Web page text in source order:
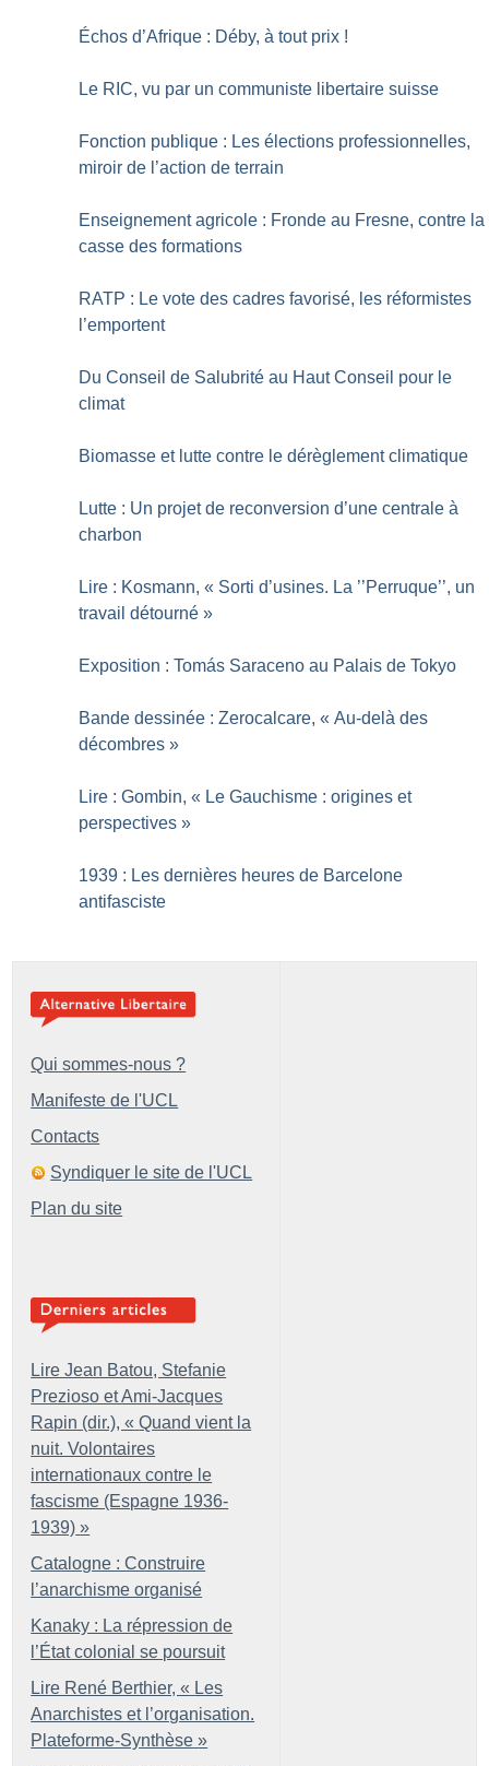
Échos d’Afrique : Déby, à tout prix !
Le RIC, vu par un communiste libertaire suisse
Fonction publique : Les élections professionnelles,
miroir de l’action de terrain
Enseignement agricole : Fronde au Fresne, contre la
casse des formations
RATP : Le vote des cadres favorisé, les réformistes
l’emportent
Du Conseil de Salubrité au Haut Conseil pour le
climat
Biomasse et lutte contre le dérèglement climatique
Lutte : Un projet de reconversion d’une centrale à
charbon
Lire : Kosmann, « Sorti d’usines. La ’’Perruque’’, un
travail détourné »
Exposition : Tomás Saraceno au Palais de Tokyo
Bande dessinée : Zerocalcare, « Au-delà des
décombres »
Lire : Gombin, « Le Gauchisme : origines et
perspectives »
1939 : Les dernières heures de Barcelone
antifasciste
Qui sommes-nous ?
Manifeste de l'UCL
Contacts
Syndiquer le site de l'UCL
Plan du site
Lire Jean Batou, Stefanie
Prezioso et Ami-Jacques
Rapin (dir.), « Quand vient la
nuit. Volontaires
internationaux contre le
fascisme (Espagne 1936-
1939) »
Catalogne : Construire
l’anarchisme organisé
Kanaky : La répression de
l’État colonial se poursuit
Lire René Berthier, « Les
Anarchistes et l’organisation.
Plateforme-Synthèse »